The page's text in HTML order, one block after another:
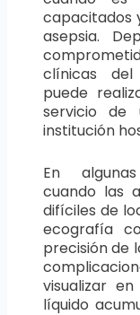
capacitados
asepsia.
clínicas
puede
servicio de
institución
En
cuando las
difíciles de
ecografía
precisión de
visualizar
líquido